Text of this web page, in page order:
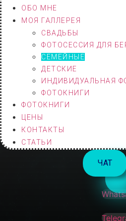
ОБО МНЕ
МОЯ ГАЛЛЕРЕЯ
СВАДЬБЫ
ФОТОСЕССИЯ ДЛЯ
СЕМЕЙНЫЕ
ДЕТСКИЕ
ИНДИВИДУАЛЬНАЯ
ФОТОКНИГИ
ФОТОКНИГИ
ЦЕНЫ
КОНТАКТЫ
СТАТЬИ
ЧАТ